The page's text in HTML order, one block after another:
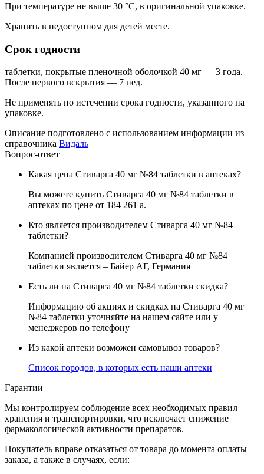
При температуре не выше 30 °C, в оригинальной упаковке.
Хранить в недоступном для детей месте.
Срок годности
таблетки, покрытые пленочной оболочкой 40 мг — 3 года.
После первого вскрытия — 7 нед.
Не применять по истечении срока годности, указанного на
упаковке.
Описание подготовлено с использованием информации из
справочника Видаль
Вопрос-ответ
Какая цена Стиварга 40 мг №84 таблетки в аптеках?
Вы можете купить Стиварга 40 мг №84 таблетки в
аптеках по цене от 184 261 a.
Кто является производителем Стиварга 40 мг №84
таблетки?
Компанией производителем Стиварга 40 мг №84
таблетки является – Байер АГ, Германия
Есть ли на Стиварга 40 мг №84 таблетки скидка?
Информацию об акциях и скидках на Стиварга 40 мг
№84 таблетки уточняйте на нашем сайте или у
менеджеров по телефону
Из какой аптеки возможен самовывоз товаров?
Список городов, в которых есть наши аптеки
Гарантии
Мы контролируем соблюдение всех необходимых правил
хранения и транспортировки, что исключает снижение
фармакологической активности препаратов.
Покупатель вправе отказаться от товара до момента оплаты
заказа, а также в случаях, если: